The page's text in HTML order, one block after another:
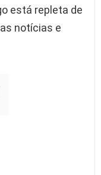
está repleta de
notícias e